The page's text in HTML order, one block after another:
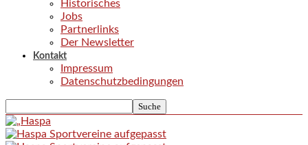
Historisches
Jobs
Partnerlinks
Der Newsletter
Kontakt
Impressum
Datenschutzbedingungen